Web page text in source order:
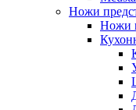
Ножи
Ножи